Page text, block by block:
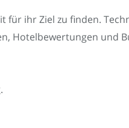
für ihr Ziel zu finden.
Hotelbewertungen und